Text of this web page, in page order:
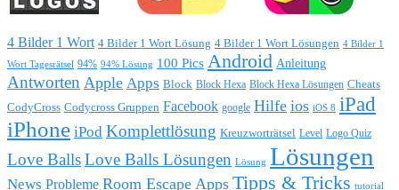
4 Bilder 1 Wort 4 Bilder 1 Wort Lösung 4 Bilder 1 Wort Lösungen 4 Bilder 1
Wort Tagesrätsel 94% 94% Lösung 100 Pics Android Anleitung
Antworten Apple Apps Block Block Hexa Block Hexa Lösungen Cheats
CodyCross Codycross Gruppen Facebook google Hilfe ios iOS 8 iPad
iPhone iPod Komplettlösung Kreuzworträtsel Level Logo Quiz
Love BallsLove Balls Lösungen Lösung Lösungen
News Probleme Room Escape Apps Tipps & Tricks tutorial